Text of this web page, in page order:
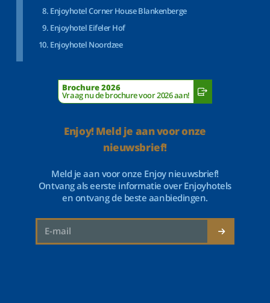
Enjoyhotel Corner House Blankenberge
Enjoyhotel Eifeler Hof
Enjoyhotel Noordzee
Brochure 2026
Vraag nu de brochure voor 2026 aan!
Enjoy! Meld je aan voor onze
nieuwsbrief!
Meld je aan voor onze Enjoy nieuwsbrief!
Ontvang als eerste informatie over Enjoyhotels
en ontvang de beste aanbiedingen.